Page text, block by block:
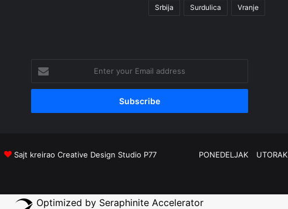
Srbija Surdulica Vranje
your
Email
Sajt kreirao Creative Design Studio P77 PONEDELJAK UTORAK
Optimized by Seraphinite Accelerator